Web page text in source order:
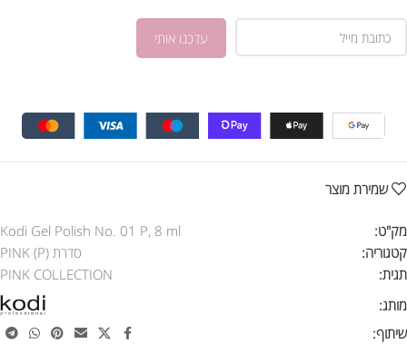
שמירת מוצר
מק"ט:
Kodi Gel Polish No. 01 P, 8 ml
קטגוריה:
סדרת PINK (P)
תגית:
PINK COLLECTION
מותג:
שיתוף: